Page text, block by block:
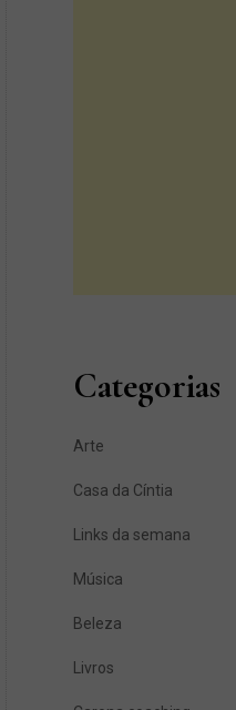
Categorias
Arte
Casa da Cíntia
Links da semana
Música
Beleza
Livros